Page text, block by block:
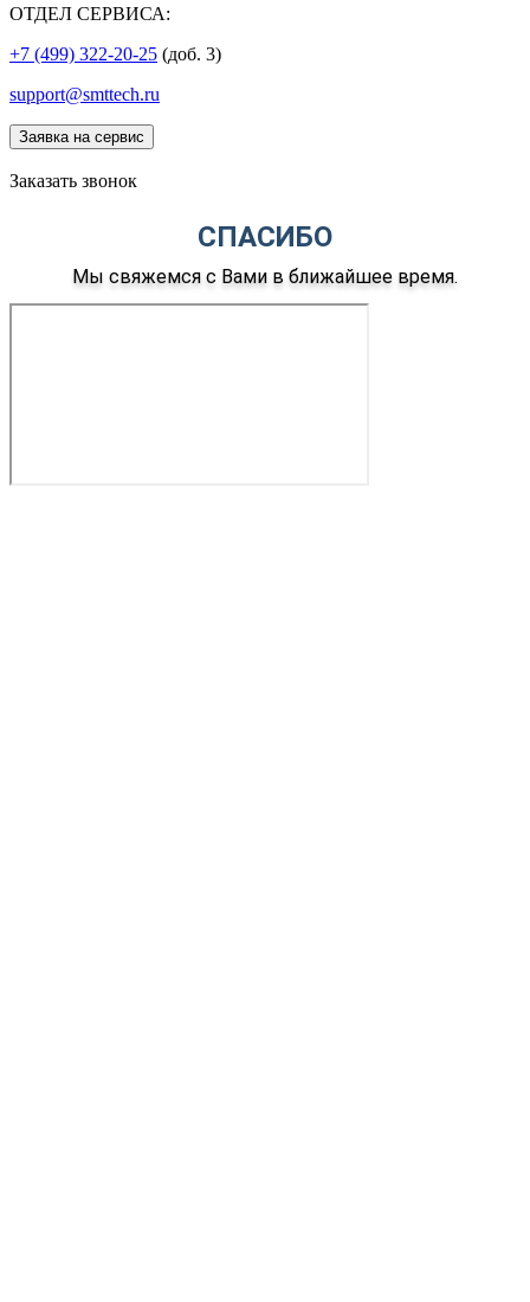
ОТДЕЛ СЕРВИСА:
+7 (499) 322-20-25 (доб. 3)
support@smttech.ru
Заявка на сервис
Заказать звонок
СПАСИБО
Мы свяжемся с Вами в ближайшее время.